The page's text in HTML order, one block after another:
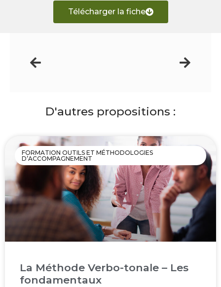
Télécharger la fiche
D'autres propositions :
FORMATION OUTILS ET MÉTHODOLOGIES
D’ACCOMPAGNEMENT
La Méthode Verbo-tonale – Les
fondamentaux